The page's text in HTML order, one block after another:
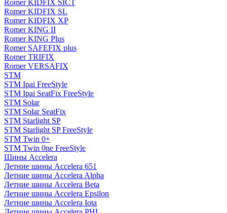
Romer KIDFIX SICT
Romer KIDFIX SL
Romer KIDFIX XP
Romer KING II
Romer KING Plus
Romer SAFEFIX plus
Romer TRIFIX
Romer VERSAFIX
STM
STM Ipai FreeStyle
STM Ipai SeatFix FreeStyle
STM Solar
STM Solar SeatFix
STM Starlight SP
STM Starlight SP FreeStyle
STM Twin 0+
STM Twin 0ne FreeStyle
Шины Accelera
Летние шины Accelera 651
Летние шины Accelera Alpha
Летние шины Accelera Beta
Летние шины Accelera Epsilon
Летние шины Accelera Iota